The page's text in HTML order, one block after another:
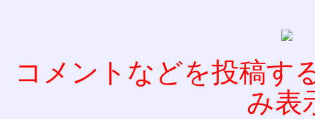
コメントなどを投稿す
み表